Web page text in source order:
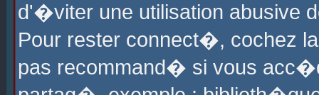
d'�viter une utilisation abusive
Pour rester connect�, cochez
pas recommand� si vous